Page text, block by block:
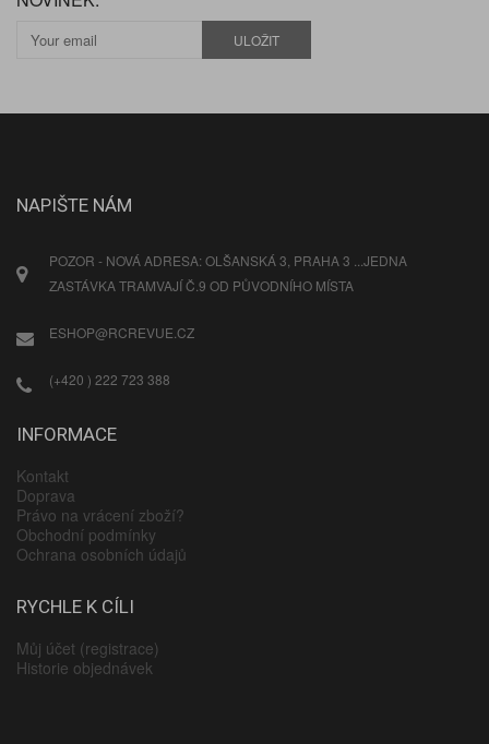
ULOŽIT
NAPIŠTE NÁM
POZOR - NOVÁ ADRESA: OLŠANSKÁ 3, PRAHA 3 ...JEDNA
ZASTÁVKA TRAMVAJÍ Č.9 OD PŮVODNÍHO MÍSTA
ESHOP@RCREVUE.CZ
(+420 ) 222 723 388
INFORMACE
Kontakt
Doprava
Právo na vrácení zboží?
Obchodní podmínky
Ochrana osobních údajů
RYCHLE K CÍLI
Můj účet (registrace)
Historie objednávek